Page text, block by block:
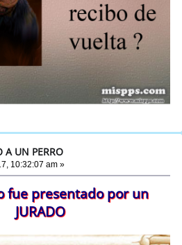
A UN PERRO
10:32:07 am »
fue presentado por un
JURADO